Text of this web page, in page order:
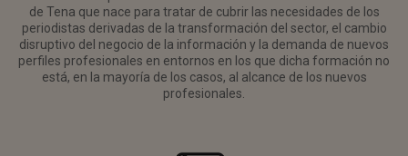
de Tena que nace para tratar de cubrir las necesidades de los
periodistas derivadas de la transformación del sector, el cambio
disruptivo del negocio de la información y la demanda de nuevos
perfiles profesionales en entornos en los que dicha formación no
está, en la mayoría de los casos, al alcance de los nuevos
profesionales.